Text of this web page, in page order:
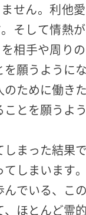
せん。利他
そして情熱
相手や周り
願うように
ために働き
とを願うよ
まった結果
しまいます
でいる、こ
ほとんど霊